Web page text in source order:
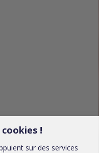
!
sur des services